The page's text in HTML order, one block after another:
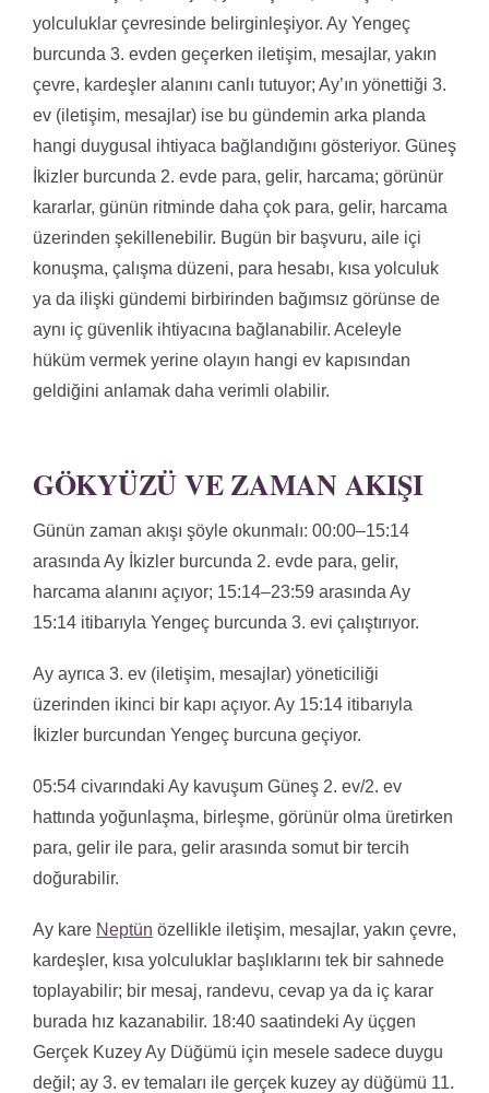
yolculuklar çevresinde belirginleşiyor. Ay Yengeç
burcunda 3. evden geçerken iletişim, mesajlar, yakın
çevre, kardeşler alanını canlı tutuyor; Ay’ın yönettiği 3.
ev (iletişim, mesajlar) ise bu gündemin arka planda
hangi duygusal ihtiyaca bağlandığını gösteriyor. Güneş
İkizler burcunda 2. evde para, gelir, harcama; görünür
kararlar, günün ritminde daha çok para, gelir, harcama
üzerinden şekillenebilir. Bugün bir başvuru, aile içi
konuşma, çalışma düzeni, para hesabı, kısa yolculuk
ya da ilişki gündemi birbirinden bağımsız görünse de
aynı iç güvenlik ihtiyacına bağlanabilir. Aceleyle
hüküm vermek yerine olayın hangi ev kapısından
geldiğini anlamak daha verimli olabilir.
GÖKYÜZÜ VE ZAMAN AKIŞI
Günün zaman akışı şöyle okunmalı: 00:00–15:14
arasında Ay İkizler burcunda 2. evde para, gelir,
harcama alanını açıyor; 15:14–23:59 arasında Ay
15:14 itibarıyla Yengeç burcunda 3. evi çalıştırıyor.
Ay ayrıca 3. ev (iletişim, mesajlar) yöneticiliği
üzerinden ikinci bir kapı açıyor. Ay 15:14 itibarıyla
İkizler burcundan Yengeç burcuna geçiyor.
05:54 civarındaki Ay kavuşum Güneş 2. ev/2. ev
hattında yoğunlaşma, birleşme, görünür olma üretirken
para, gelir ile para, gelir arasında somut bir tercih
doğurabilir.
Ay kare Neptün özellikle iletişim, mesajlar, yakın çevre,
kardeşler, kısa yolculuklar başlıklarını tek bir sahnede
toplayabilir; bir mesaj, randevu, cevap ya da iç karar
burada hız kazanabilir. 18:40 saatindeki Ay üçgen
Gerçek Kuzey Ay Düğümü için mesele sadece duygu
değil; ay 3. ev temaları ile gerçek kuzey ay düğümü 11.